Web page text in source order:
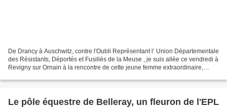
De Drancy à Auschwitz, contre l'Oubli Représentant l’ Union Départementale
des Résistants, Déportés et Fusillés de la Meuse , je suis allée ce vendredi à
Revigny sur Ornain à la rencontre de cette jeune femme extraordinaire,
Le pôle équestre de Belleray, un fleuron de l'EPL